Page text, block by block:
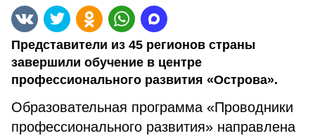
Представители из 45 регионов страны
завершили обучение в центре
профессионального развития «Острова».
Образовательная программа «Проводники
профессионального развития» направлена